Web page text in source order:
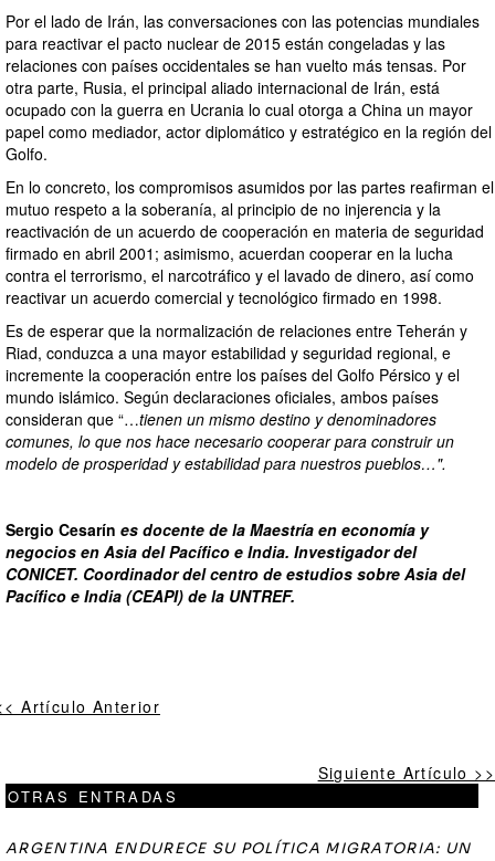
Por el lado de Irán, las conversaciones con las potencias mundiales
para reactivar el pacto nuclear de 2015 están congeladas y las
relaciones con países occidentales se han vuelto más tensas. Por
otra parte, Rusia, el principal aliado internacional de Irán, está
ocupado con la guerra en Ucrania lo cual otorga a China un mayor
papel como mediador, actor diplomático y estratégico en la región del
Golfo.
En lo concreto, los compromisos asumidos por las partes reafirman el
mutuo respeto a la soberanía, al principio de no injerencia y la
reactivación de un acuerdo de cooperación en materia de seguridad
firmado en abril 2001; asimismo, acuerdan cooperar en la lucha
contra el terrorismo, el narcotráfico y el lavado de dinero, así como
reactivar un acuerdo comercial y tecnológico firmado en 1998.
Es de esperar que la normalización de relaciones entre Teherán y
Riad, conduzca a una mayor estabilidad y seguridad regional, e
incremente la cooperación entre los países del Golfo Pérsico y el
mundo islámico. Según declaraciones oficiales, ambos países
consideran que “…tienen un mismo destino y denominadores
comunes, lo que nos hace necesario cooperar para construir un
modelo de prosperidad y estabilidad para nuestros pueblos…".
Sergio Cesarín es docente de la Maestría en economía y
negocios en Asia del Pacífico e India. Investigador del
CONICET. Coordinador del centro de estudios sobre Asia del
Pacífico e India (CEAPI) de la UNTREF.
Artículo Anterior
Siguiente Artículo >>
OTRAS ENTRADAS
ARGENTINA ENDURECE SU POLÍTICA MIGRATORIA: UN